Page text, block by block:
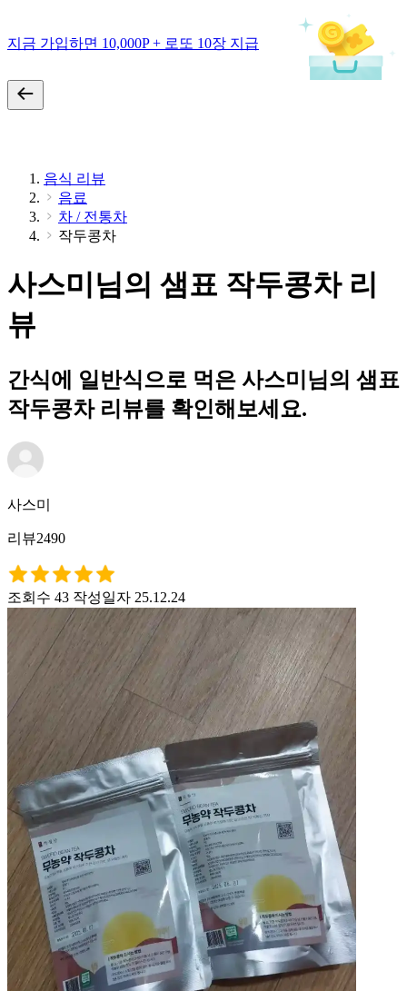
지금 가입하면 10,000P + 로또 10장 지급
음식 리뷰
음료
차 / 전통차
작두콩차
사스미님의 샘표 작두콩차 리
뷰
간식에 일반식으로 먹은 사스미님의 샘표
작두콩차 리뷰를 확인해보세요.
사스미
리뷰2490
조회수 43 작성일자 25.12.24